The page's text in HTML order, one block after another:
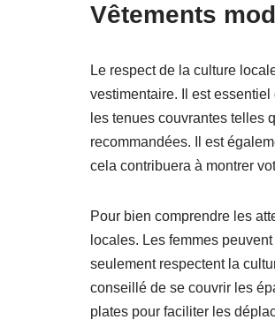
Vêtements
Le respect de la culture
vestimentaire. Il est
les tenues couvrantes telles
recommandées. Il est
cela contribuera à montrer
Pour bien comprendre les
locales. Les femmes
seulement respectent la
conseillé de se couvrir les
plates pour faciliter les